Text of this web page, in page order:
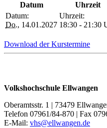
Datum
Uhrzeit
Datum:
Do., 14.01.2027
Uhrzeit:
18:30 - 21:30
Download der Kurstermine
Volkshochschule Ellwangen
Oberamtsstr. 1 | 73479
Telefon 07961/84-870 | Fax
E-Mail: vhs@ellwangen.de